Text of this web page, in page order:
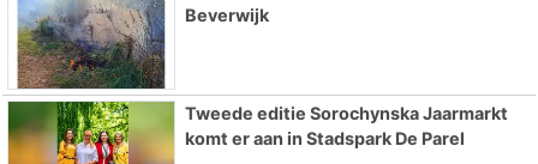
Beverwijk
Tweede editie Sorochynska Jaarmarkt
komt er aan in Stadspark De Parel